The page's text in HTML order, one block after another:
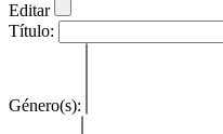
Editar
Título:
Género(s):